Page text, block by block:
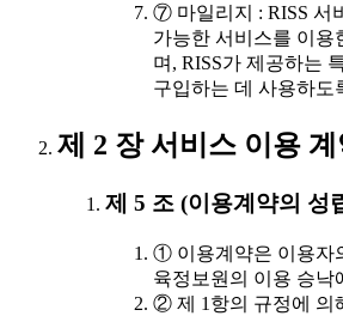
⑦ 마일리지 : RISS 서
가능한 서비스를 이용
며, RISS가 제공하는
구입하는 데 사용하도
제 2 장 서비스 이용
제 5 조 (이용계약의 성
① 이용계약은 이용자
육정보원의 이용 승낙
② 제 1항의 규정에 의